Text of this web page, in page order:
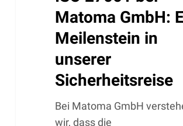
Matoma GmbH:
Meilenstein in
unserer
Sicherheitsreise
Bei Matoma GmbH
wir, dass die